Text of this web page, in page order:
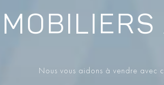
Nous vous aidons à vendre avec